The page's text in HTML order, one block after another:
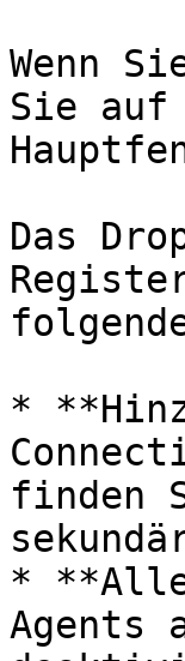
Wenn
Sie auf
Das
*
finden
*
Agents